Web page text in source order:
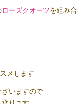
ローズクオーツを組み合
メします
ざいますので